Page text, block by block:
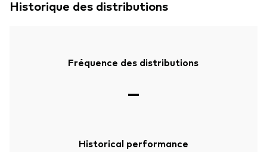
Historique des distributions
Fréquence des distributions
—
Historical performance